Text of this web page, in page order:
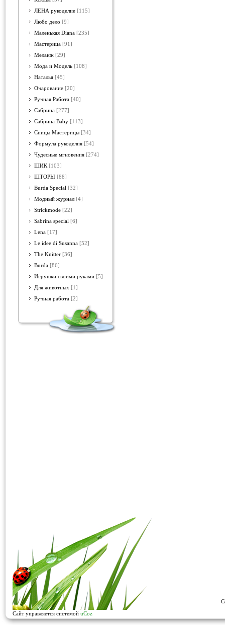
ЛЕНА рукоделие [115]
Любо дело [9]
Маленькая Diana [235]
Мастерица [91]
Меланж [29]
Мода и Модель [108]
Наталья [45]
Очарование [20]
Ручная Работа [40]
Сабрина [277]
Сабрина Baby [113]
Спицы Мастерицы [34]
Формула рукоделия [54]
Чудесные мгновения [274]
ШИК [103]
ШТОРЫ [88]
Burda Special [32]
Модный журнал [4]
Strickmode [22]
Sabrina special [6]
Lena [17]
Le idee di Susanna [52]
The Knitter [36]
Burda [86]
Игрушки своими руками [5]
Для животных [1]
Ручная работа [2]
Сайт управляется системой uCoz